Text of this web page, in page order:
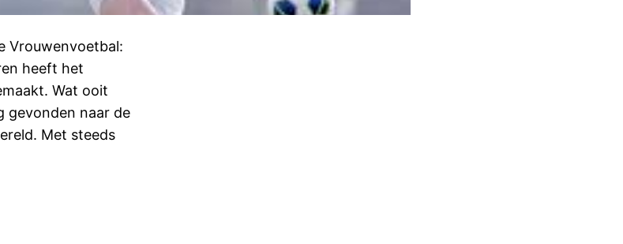
Vrouwenvoetbal:
heeft het
Wat ooit
gevonden naar de
Met steeds